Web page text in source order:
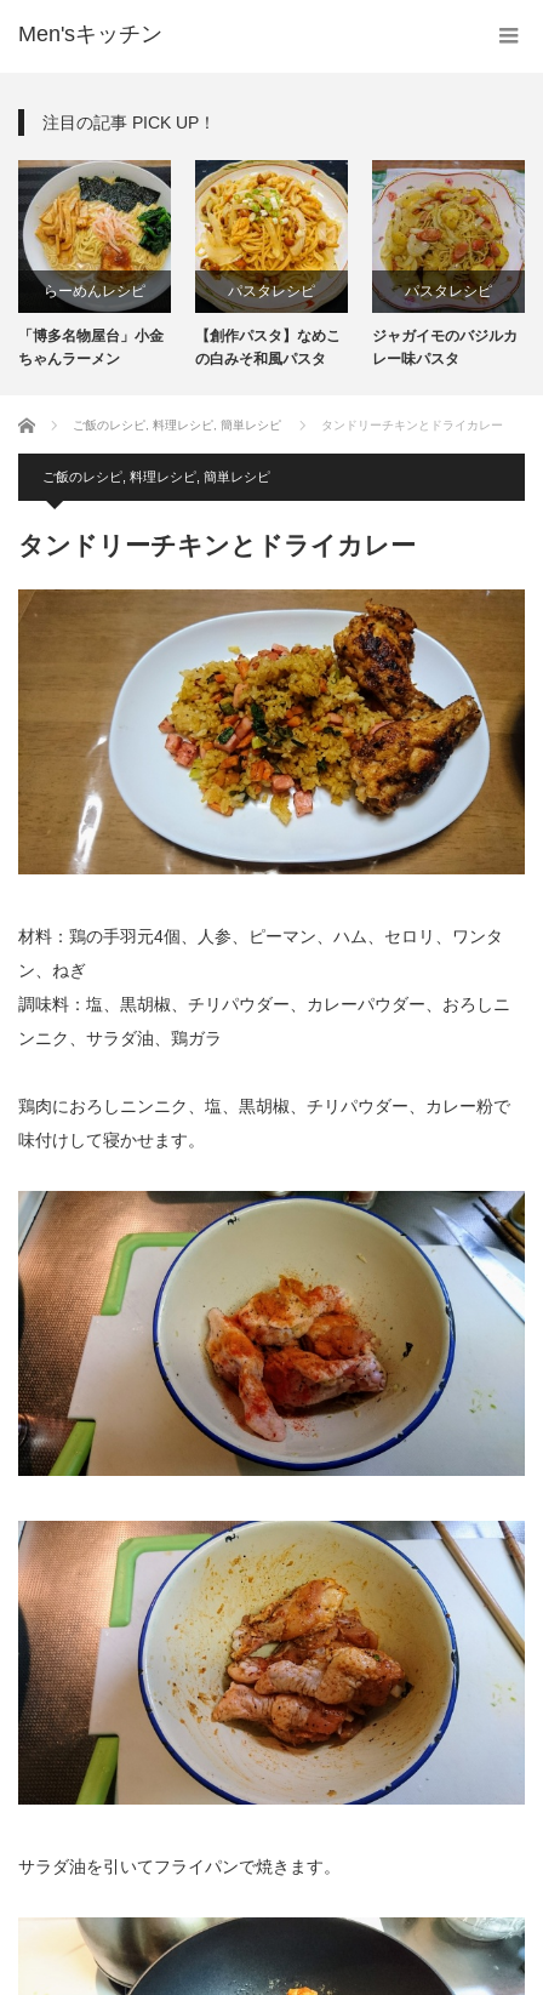
Men'sキッチン
注目の記事 PICK UP！
らーめんレシピ
インスタント
「博多名物屋台」小金
ちゃんラーメン
パスタレシピ
【創作パスタ】なめこ
の白みそ和風パスタ
パスタレシピ
ジャガイモのバジルカ
レー味パスタ
ホーム ご飯のレシピ 料理レシピ 簡単レシピ タンドリーチキンとドライカレー
ご飯のレシピ 料理レシピ 簡単レシピ
タンドリーチキンとドライカレー
材料：鶏の手羽元4個、人参、ピーマン、ハム、セロリ、ワンタ
ン、ねぎ
調味料：塩、黒胡椒、チリパウダー、カレーパウダー、おろしニ
ンニク、サラダ油、鶏ガラ
鶏肉におろしニンニク、塩、黒胡椒、チリパウダー、カレー粉で
味付けして寝かせます。
サラダ油を引いてフライパンで焼きます。